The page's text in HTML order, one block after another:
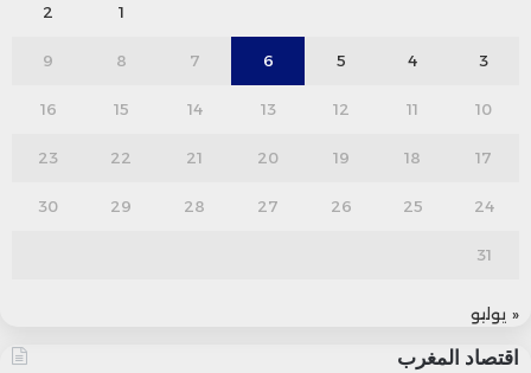
1
2
3
4
5
6
7
8
9
10
11
12
13
14
15
16
17
18
19
20
21
22
23
24
25
26
27
28
29
30
31
« يوليو
اقتصاد المغرب